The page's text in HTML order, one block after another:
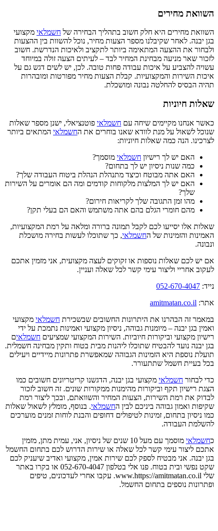
השוואת מחירים
השוואת מחירים היא חלק חשוב בתהליך הבחירה של חשמלאי מקצועי
בגן יבנה. לאחר שקיבלנו מספר הצעות מחיר, נוכל להשוות בין ההצעות
ולבחור את ההצעה המתאימה ביותר לתקציב ולאיכות הנדרשת. חשוב
לזכור שאר מניעה מבחינת המחיר לבד – לעיתים הצעה זולה במיוחד
עשויה להצביע על איכות עבודה פחות טובה. לכן, יש לשים דגש גם על
איכות השירות והמקצועיות. קבלת הצעות מחיר מפורטות ומובהרות
תהיה הבסיס להחלטה נבונה ומושכלת.
שאלות חיוניות
כאשר אנחנו מקיימים שיחה עם חשמלאי פוטנציאלי, ישנן מספר שאלות
שנוכל לשאול על מנת לוודא שאנו בוחרים את החשמלאי המתאים ביותר
לצרכינו. הנה כמה שאלות חיוניות:
האם יש לך רישיון חשמלאי מוסמך?
כמה שנות ניסיון יש לך בתחום?
האם אתה מבוטח וכיצד מתנהלת הנהלת ביטוח העבודה שלך?
האם יש לך המלצות מלקוחות קודמים ומה הם אומרים על השירות
שלך?
מהו זמן התגובה שלך לקריאות חירום?
מהם חומרי הגלם בהם אתה משתמש והאם הם בעלי תקן?
שאלות אלו יסייעו לכם לקבל תמונה ברורה ומלאה על רמת המקצועיות,
האמינות והזמינות של החשמלאי, כך שתוכלו לעשות בחירה מושכלת
ונבונה.
אם יש לכם שאלות נוספות או זקוקים לעצה מקצועית, אני מזמין אתכם
לעקוב אחריי וליצור עימי קשר לכל שאלה ועניין.
נייד: 052-670-4047
אתר: amitmatan.co.il
במאמר זה הבהרנו את היתרונות החשובים שבשכירת חשמלאי מקצועי
ואמין בגן יבנה – מיומנות גבוהה, ניסיון מקצועי ואמינות נתמכת על ידי
רישיון מקצועי וביקורות חיוביות. השירות המקצועי שמציעים חשמלאים
בגן יבנה נועד להבטיח שתוכלו ליהנות מבית בטוח ותקין מבחינה חשמלית.
תועלת נוספת היא הזמינות הגבוהה שמאפשרת פתרונות מיידיים ויעילים
בכל בעיית חשמל שתתעורר.
כדי לבחור חשמלאי מקצועי בגן יבנה, הדגשנו קריטריונים חשובים כמו
הצגת רישיון תקף וביקורות מהימנות ממקורות שונים. זה חשוב לזכור
לבדוק את רמת השירות, הצעות המחיר והשוואתם, ובכך ליצור רמת
שקיפות ואמון גבוהה ביניכם לבין החשמלאי. בנוסף, מומלץ לשאול שאלות
כמו ניסיון בתחום, זמינות לטיפולים דחופים והבנת לוחות זמנים מוערכים
להשלמת העבודה.
כחשמלאי
מוסמך עם מעל 10 שנים של ניסיון, אני, עמית מתן, מזמין
אתכם ליצור עימי קשר לכל שאלה או שירות הדרוש לכם בתחום החשמל
בגן יבנה. אני מבטיח לספק לכם שירות אמין, מקצועי ואדיב שיעניק לכם
שקט נפשי ובית בטוח. פנו אלי בטלפון 052-670-4047 או בקרו באתר
שלי www.https://amitmatan.co.il. עקבו אחרי לעדכונים, טיפים
ופתרונות נוספים בתחום החשמל.